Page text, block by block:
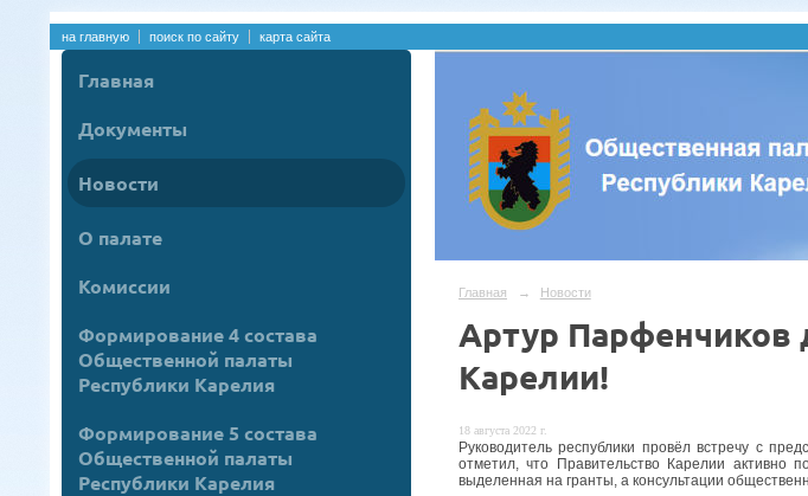
на главную поиск по сайту карта сайта
Главная
Документы
Новости
О палате
Комиссии
Формирование 4 состава
Общественной палаты
Республики Карелия
Формирование 5 состава
Общественной палаты
Республики Карелия
Главная → Новости
Артур Парфенчиков
Карелии!
18 августа 2022 г.
Руководитель республики провёл встречу с
отметил, что Правительство Карелии активно
выделенная на гранты, а консультации